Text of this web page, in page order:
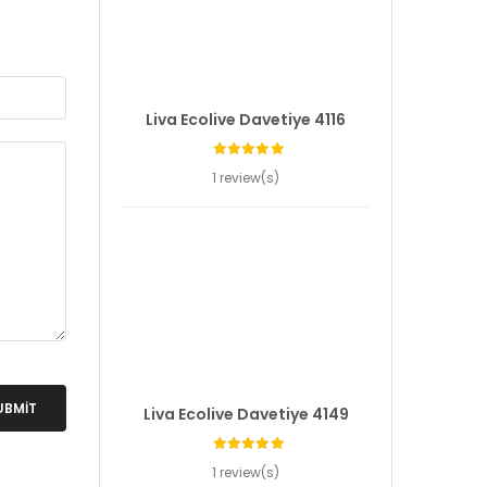
Liva Ecolive Davetiye 4116
1 review(s)
Liva Ecolive Davetiye 4149
1 review(s)